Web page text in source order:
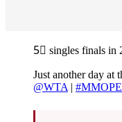
5⃣ singles finals in
Just another day at
@WTA |